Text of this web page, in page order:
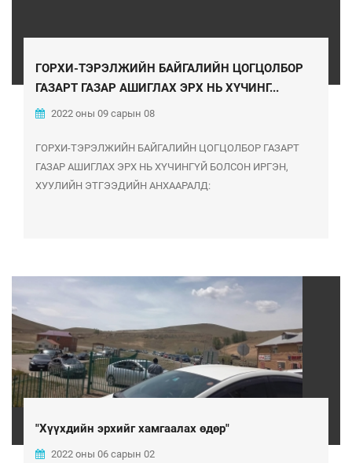
ГОРХИ-ТЭРЭЛЖИЙН БАЙГАЛИЙН ЦОГЦОЛБОР
ГАЗАРТ ГАЗАР АШИГЛАХ ЭРХ НЬ ХҮЧИНГ...
2022 оны 09 сарын 08
ГОРХИ-ТЭРЭЛЖИЙН БАЙГАЛИЙН ЦОГЦОЛБОР ГАЗАРТ
ГАЗАР АШИГЛАХ ЭРХ НЬ ХҮЧИНГҮЙ БОЛСОН ИРГЭН,
ХУУЛИЙН ЭТГЭЭДИЙН АНХААРАЛД:
"Хүүхдийн эрхийг хамгаалах өдөр"
2022 оны 06 сарын 02